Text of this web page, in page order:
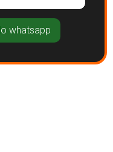
whatsapp